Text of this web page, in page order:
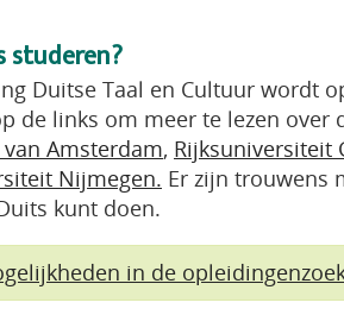
studeren?
Duitse Taal en Cultuur wordt
de links om meer te lezen
Amsterdam, Rijksuniversiteit
Nijmegen. Er zijn trouwens
kunt doen.
in de